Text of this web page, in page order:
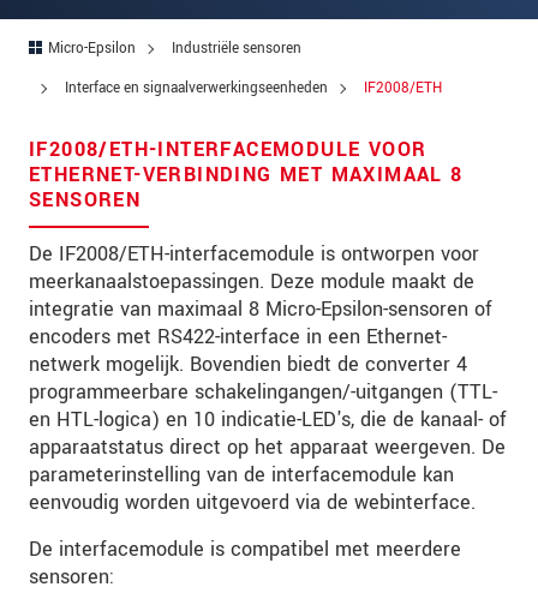
Micro-Epsilon
Industriële sensoren
Interface en signaalverwerkingseenheden
IF2008/ETH
IF2008/ETH-INTERFACEMODULE VOOR
ETHERNET-VERBINDING MET MAXIMAAL 8
SENSOREN
De IF2008/ETH-interfacemodule is ontworpen voor
meerkanaalstoepassingen. Deze module maakt de
integratie van maximaal 8 Micro-Epsilon-sensoren of
encoders met RS422-interface in een Ethernet-
netwerk mogelijk. Bovendien biedt de converter 4
programmeerbare schakelingangen/-uitgangen (TTL-
en HTL-logica) en 10 indicatie-LED's, die de kanaal- of
apparaatstatus direct op het apparaat weergeven. De
parameterinstelling van de interfacemodule kan
eenvoudig worden uitgevoerd via de webinterface.
De interfacemodule is compatibel met meerdere
sensoren:
Postcode
Telefoon
E-mail*
Bericht *
Houd mij op de hoogte van
productinnovaties via e-mail.
* Verplichte velden
We behandelen uw gegevens vertrouwelijk. Lees
onzePrivacyverklaring.